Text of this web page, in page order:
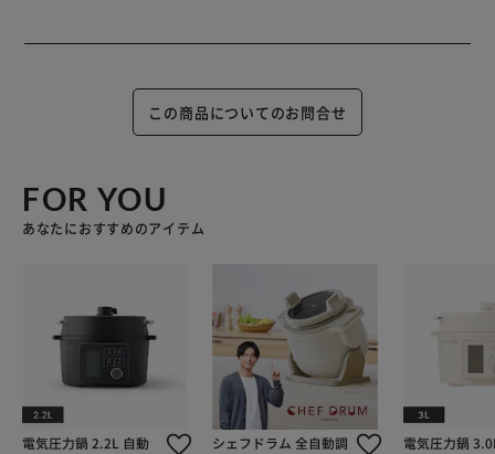
この商品についてのお問合せ
FOR YOU
あなたにおすすめのアイテム
電気圧力鍋 2.2L 自動
シェフドラム 全自動調
電気圧力鍋